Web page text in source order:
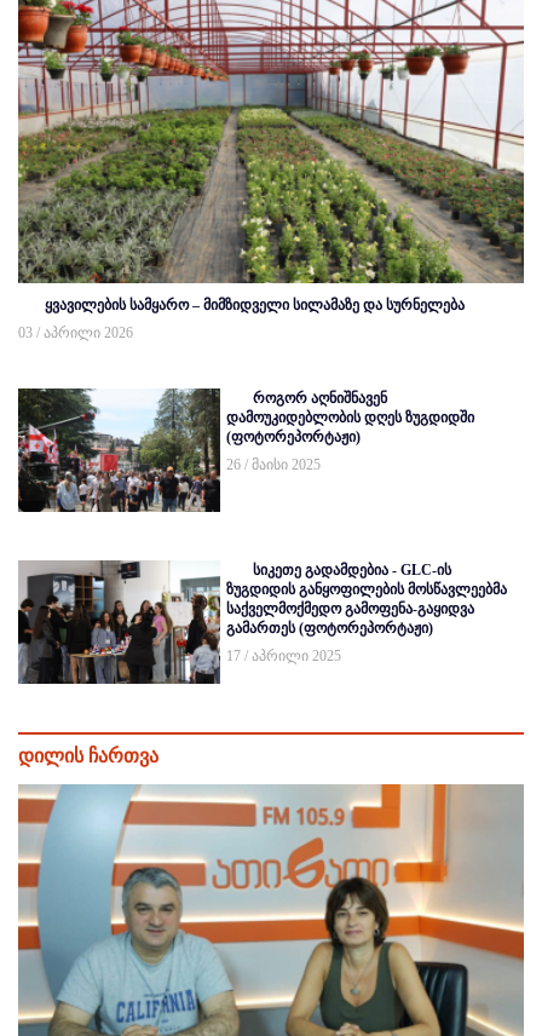
ყვავილების სამყარო – მიმზიდველი სილამაზე და სურნელება
03 / აპრილი 2026
როგორ აღნიშნავენ
დამოუკიდებლობის დღეს ზუგდიდში
(ფოტორეპორტაჟი)
26 / მაისი 2025
სიკეთე გადამდებია - GLC-ის
ზუგდიდის განყოფილების მოსწავლეებმა
საქველმოქმედო გამოფენა-გაყიდვა
გამართეს (ფოტორეპორტაჟი)
17 / აპრილი 2025
დილის ჩართვა